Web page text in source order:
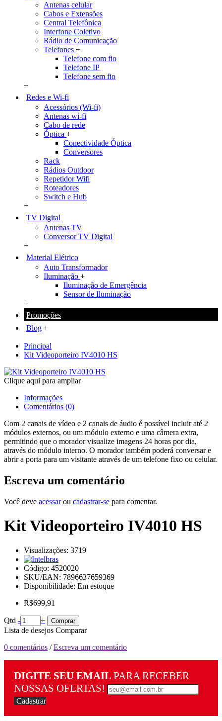
Antenas celular
Cabos e Extensões
Central Telefônica
Interfone Coletivo
Rádio de Comunicação
Telefones +
Telefone com fio
Telefone IP
Telefone sem fio
+
Redes e Wi-fi
Acessórios (Wi-fi)
Antenas wi-fi
Cabo de rede
Óptica +
Conectividade Óptica
Conversores
Rack
Rádios Outdoor
Repetidor Wifi
Roteadores
Switch e Hub
+
TV Digital
Antenas TV
Conversor TV Digital
+
Material Elétrico
Auto Transformador
Iluminação +
Iluminação de Emergência
Sensor de Iluminação
+
Promoções
Blog +
Principal
Kit Videoporteiro IV4010 HS
Clique aqui para ampliar
Informações
Comentários (0)
Com 2 canais de vídeo e 2 canais de áudio é possível incluir até 2
módulos externos, ou um módulo externo e uma câmera extra,
permitindo que o morador visualize imagens 24 horas por dia,
através do módulo interno. O morador também poderá conversar e
abrir a porta para um visitante através de um telefone fixo ou celular.
Escreva um comentário
Você deve acessarou cadastrar-se para comentar.
Kit Videoporteiro IV4010 HS
Visualizações: 3719
Código: 4520020
SKU/EAN: 7896637659369
Disponibilidade: Em estoque
R$699,91
Qtd - + Comprar
Lista de desejos Comparar
0 comentários /Escreva um comentário
DIGITE SEU EMAIL PARA RECEBER
NOSSAS OFERTAS!
Cadastrar